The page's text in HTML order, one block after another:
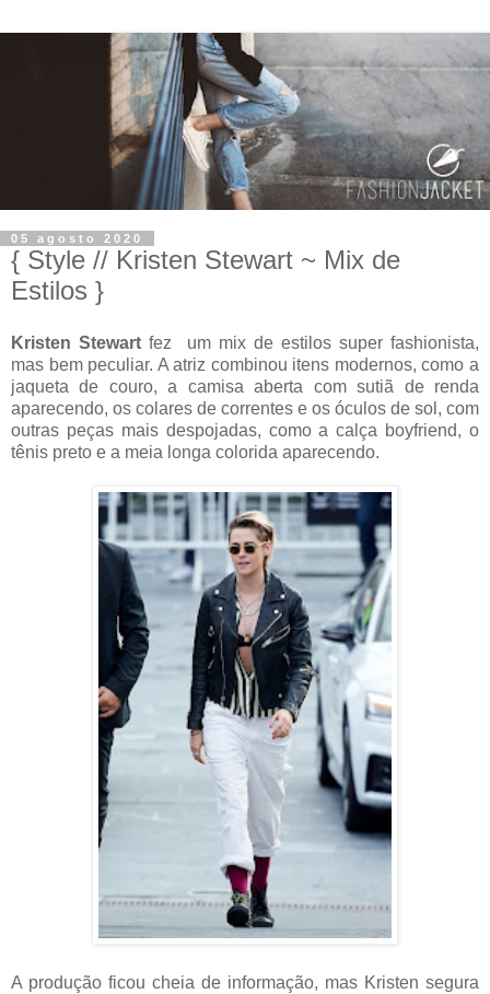
05 agosto 2020
{ Style // Kristen Stewart ~ Mix de
Estilos }
Kristen Stewart fez um mix de estilos super fashionista,
mas bem peculiar. A atriz combinou itens modernos, como a
jaqueta de couro, a camisa aberta com sutiã de renda
aparecendo, os colares de correntes e os óculos de sol, com
outras peças mais despojadas, como a calça boyfriend, o
tênis preto e a meia longa colorida aparecendo.
A produção ficou cheia de informação, mas Kristen segura